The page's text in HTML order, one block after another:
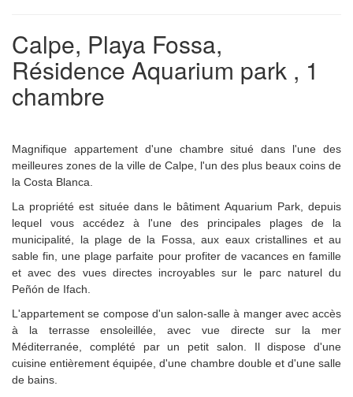
Calpe, Playa Fossa,
Résidence Aquarium park , 1
chambre
Magnifique appartement d'une chambre situé dans l'une des
meilleures zones de la ville de Calpe, l'un des plus beaux coins de
la Costa Blanca.
La propriété est située dans le bâtiment Aquarium Park, depuis
lequel vous accédez à l'une des principales plages de la
municipalité, la plage de la Fossa, aux eaux cristallines et au
sable fin, une plage parfaite pour profiter de vacances en famille
et avec des vues directes incroyables sur le parc naturel du
Peñón de Ifach.
L'appartement se compose d'un salon-salle à manger avec accès
à la terrasse ensoleillée, avec vue directe sur la mer
Méditerranée, complété par un petit salon. Il dispose d'une
cuisine entièrement équipée, d'une chambre double et d'une salle
de bains.